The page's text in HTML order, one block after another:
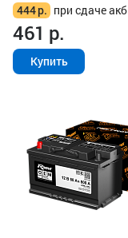
444р. при сдаче акб
461 р.
Купить